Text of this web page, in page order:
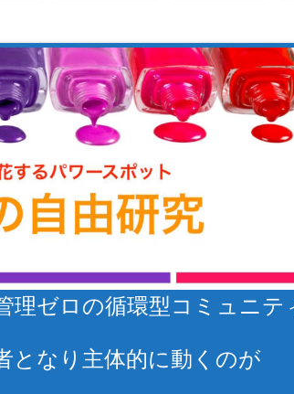
理ゼロの循環型コミュニテ
となり主体的に動くのが